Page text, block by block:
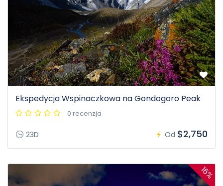
Ekspedycja Wspinaczkowa na Gondogoro Peak
0 recenzja
23D Od $2,750
16%